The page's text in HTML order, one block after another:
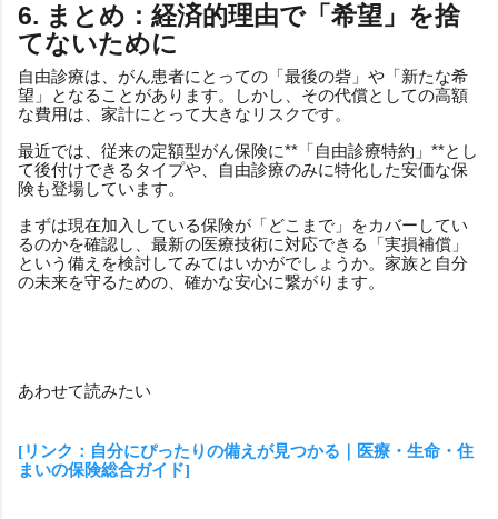
6. まとめ：経済的理由で「希望」を捨
てないために
自由診療は、がん患者にとっての「最後の砦」や「新たな希
望」となることがあります。しかし、その代償としての高額
な費用は、家計にとって大きなリスクです。
最近では、従来の定額型がん保険に**「自由診療特約」**とし
て後付けできるタイプや、自由診療のみに特化した安価な保
険も登場しています。
まずは現在加入している保険が「どこまで」をカバーしてい
るのかを確認し、最新の医療技術に対応できる「実損補償」
という備えを検討してみてはいかがでしょうか。家族と自分
の未来を守るための、確かな安心に繋がります。
あわせて読みたい
[リンク：自分にぴったりの備えが見つかる｜医療・生命・住
まいの保険総合ガイド]